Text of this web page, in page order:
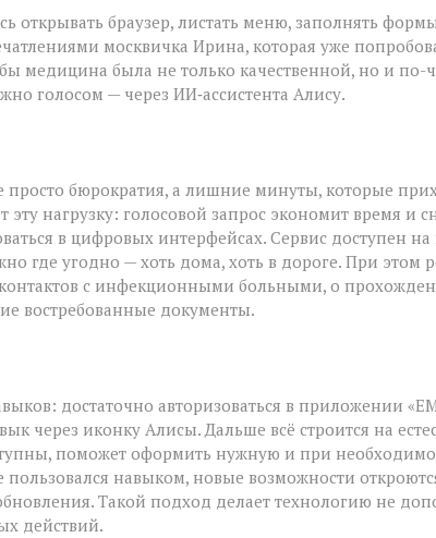
браузер, листать меню, заполнять
москвичка Ирина, которая уже
медицина была не только качественной, но и по-
голосом — через ИИ‑ассистента Алису.
бюрократия, а лишние минуты, которые
нагрузку: голосовой запрос экономит время и
в цифровых интерфейсах. Сервис доступен на
где угодно — хоть дома, хоть в дороге. При этом
контактов с инфекционными больными, о
востребованные документы.
достаточно авторизоваться в приложении
через иконку Алисы. Дальше всё строится на
поможет оформить нужную и при
навыком, новые возможности
Такой подход делает технологию не
действий.